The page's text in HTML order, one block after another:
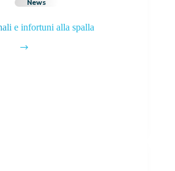
News
e infortuni alla spalla